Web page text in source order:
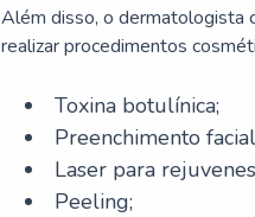
Além disso, o dermatologista
realizar procedimentos
Toxina botulínica;
Preenchimento
Laser para
Peeling;